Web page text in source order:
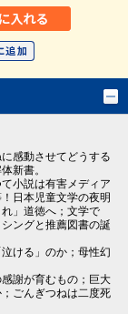
感動させてどうする
新書。
小説は有害メディア
日本児童文学の夜明
」道徳へ；文学で
ングと推薦図書の誕
ける」のか；母性幻
謝が育むもの；巨大
ごんぎつねは二度死